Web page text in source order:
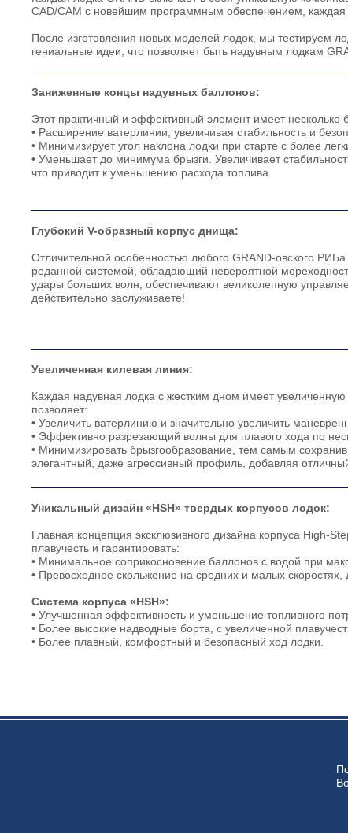
CAD/CAM с новейшим программным обеспечением, каждая
После изготовления новых моделей лодок, мы тестируем
гениальные идеи, что позволяет быть надувным лодкам
Заниженные концы надувных баллонов:
Этот практичный и эффективный элемент имеет несколько
• Расширение ватерлинии, увеличивая стабильность и
• Минимизирует угол наклона лодки при старте с более
• Уменьшает до минимума брызги. Увеличивает
что приводит к уменьшению расхода топлива.
Глубокий V-образный корпус днища:
Отличительной особенностью любого GRAND-овского
реданной системой, обладающий невероятной
удары больших волн, обеспечивают великолепную
действительно заслуживаете!
Увеличенная килевая линия:
Каждая надувная лодка с жестким дном имеет
позволяет:
• Увеличить ватерлинию и значительно увеличить
• Эффективно разрезающий волны для плавого хода по
• Минимизировать брызгообразование, тем самым
элегантный, даже агрессивный профиль, добавляя
Уникальный дизайн «HSH» твердых корпусов лодок:
Главная концепция эксклюзивного дизайна корпуса High-
плавучесть и гарантировать:
• Минимальное соприкосновение баллонов с водой при
• Превосходное скольжение на средних и малых скоростях,
Система корпуса «HSH»:
• Улучшенная эффективность и уменьшение топливного
• Более высокие надводные борта, с увеличенной
• Более плавный, комфортный и безопасный ход лодки.